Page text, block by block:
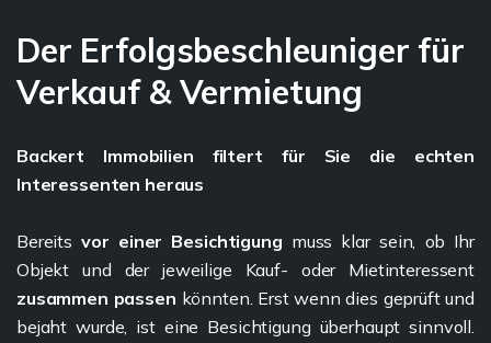
Der Erfolgsbeschleuniger für
Verkauf & Vermietung
Backert Immobilien filtert für Sie die echten
Interessenten heraus
Bereitsvor einer Besichtigung muss klar sein, ob Ihr
Objekt und der jeweilige Kauf- oder Mietinteressent
zusammen passen könnten. Erst wenn dies geprüft und
bejaht wurde, ist eine Besichtigung überhaupt sinnvoll.